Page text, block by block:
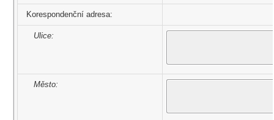
Korespondenční adresa:
Ulice:
Město: